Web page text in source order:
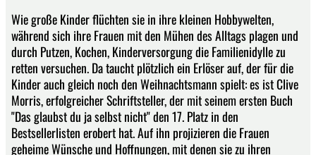
Wie große Kinder flüchten sie in ihre kleinen Hobbywelten,
während sich ihre Frauen mit den Mühen des Alltags plagen und
durch Putzen, Kochen, Kinderversorgung die Familienidylle zu
retten versuchen. Da taucht plötzlich ein Erlöser auf, der für die
Kinder auch gleich noch den Weihnachtsmann spielt: es ist Clive
Morris, erfolgreicher Schriftsteller, der mit seinem ersten Buch
"Das glaubst du ja selbst nicht" den 17. Platz in den
Bestsellerlisten erobert hat. Auf ihn projizieren die Frauen
geheime Wünsche und Hoffnungen, mit denen sie zu ihren